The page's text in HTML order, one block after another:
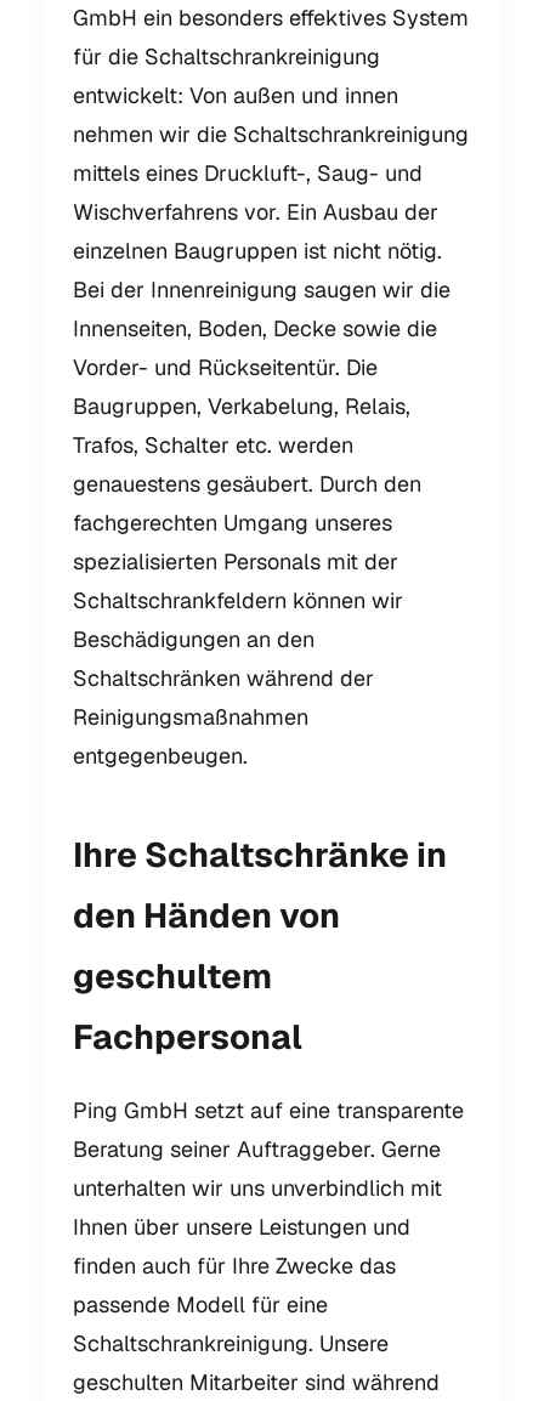
GmbH ein besonders effektives System
für die Schaltschrankreinigung
entwickelt: Von außen und innen
nehmen wir die Schaltschrankreinigung
mittels eines Druckluft-, Saug- und
Wischverfahrens vor. Ein Ausbau der
einzelnen Baugruppen ist nicht nötig.
Bei der Innenreinigung saugen wir die
Innenseiten, Boden, Decke sowie die
Vorder- und Rückseitentür. Die
Baugruppen, Verkabelung, Relais,
Trafos, Schalter etc. werden
genauestens gesäubert. Durch den
fachgerechten Umgang unseres
spezialisierten Personals mit der
Schaltschrankfeldern können wir
Beschädigungen an den
Schaltschränken während der
Reinigungsmaßnahmen
entgegenbeugen.
Ihre Schaltschränke in
den Händen von
geschultem
Fachpersonal
Ping GmbH setzt auf eine transparente
Beratung seiner Auftraggeber. Gerne
unterhalten wir uns unverbindlich mit
Ihnen über unsere Leistungen und
finden auch für Ihre Zwecke das
passende Modell für eine
Schaltschrankreinigung. Unsere
geschulten Mitarbeiter sind während